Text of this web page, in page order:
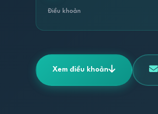
Điều khoản
Xem điều khoản